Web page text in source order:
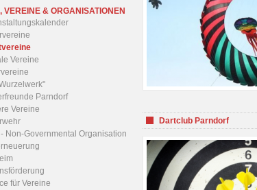
VEREINE & ORGANISATIONEN
Vereine
Parndorf
Vereine
- Non-Governmental Organisation
für Vereine
Dartclub Parndorf